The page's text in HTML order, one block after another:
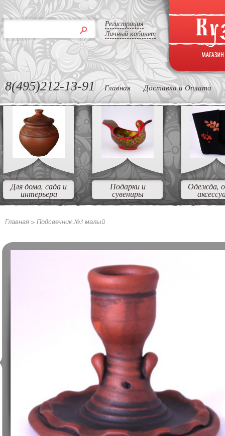
Регистрация
Личный кабинет
8(495)212-13-91 Главная Доставка и Оплата
Для дома, сада и
интерьера
Подарки и
сувениры
Одежда,
Главная > Подсвечник №3 малый